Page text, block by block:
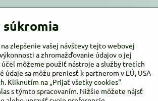
PD Melčice
ŠT 8:00 - 16:00
zlepšenie vašej návštevy tejto webovej
a zhromažďovanie údajov o jej
môžeme použiť nástroje a služby tretích
údaje sa môžu preniesť k partnerom v EÚ, USA
Kliknutím na „Prijať všetky cookies“
s týmto spracovaním. Nižšie môžete nájsť